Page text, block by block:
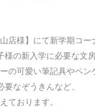
山店様】にて新学期コ
様の新入学に必要な文
の可愛い筆記具やペン
要なぞうきんなど、
ております。